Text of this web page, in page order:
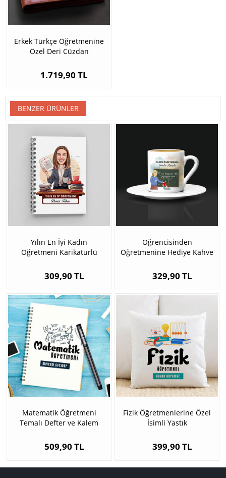
Erkek Türkçe Öğretmenine
Özel Deri Cüzdan
1.719,90 TL
BENZER ÜRÜNLER
Yılın En İyi Kadın
Öğretmeni Karikatürlü
309,90 TL
Öğrencisinden
Öğretmenine Hediye Kahve
329,90 TL
Matematik Öğretmeni
Temalı Defter ve Kalem
509,90 TL
Fizik Öğretmenlerine Özel
İsimli Yastık
399,90 TL